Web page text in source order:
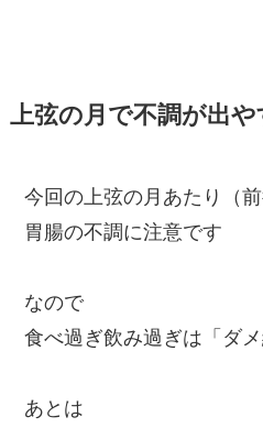
上弦の月で不調が出
今回の上弦の月あたり（
胃腸の不調に注意です
なので
食べ過ぎ飲み過ぎは「ダ
あとは